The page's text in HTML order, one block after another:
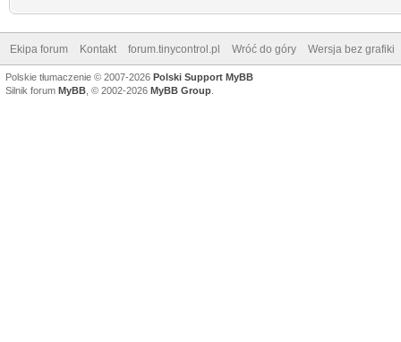
Ekipa forum Kontakt forum.tinycontrol.pl Wróć do góry Wersja bez grafiki
Polskie tłumaczenie © 2007-2026 Polski Support MyBB
Silnik forum MyBB , © 2002-2026 MyBB Group